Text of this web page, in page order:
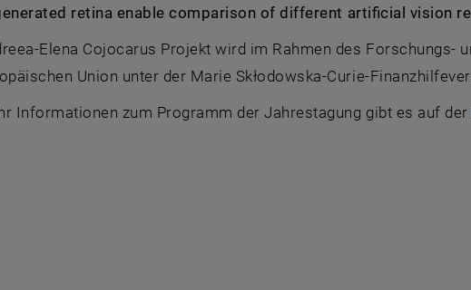
retina enable comparison of different artificial vision
Elena Cojocarus Projekt wird im Rahmen des Forschungs-
Union unter der Marie Skłodowska-Curie-
Informationen zum Programm der Jahrestagung gibt es auf der